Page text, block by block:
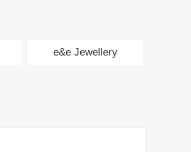
e&e Jewellery